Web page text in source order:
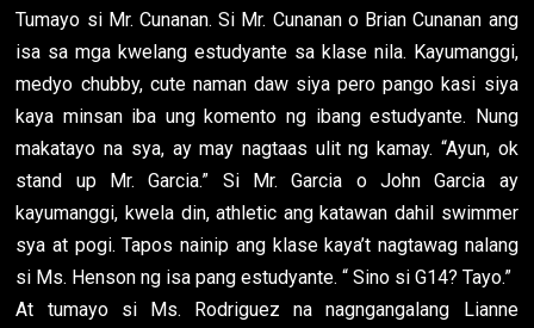
Tumayo si Mr. Cunanan. Si Mr. Cunanan o Brian Cunanan ang
isa sa mga kwelang estudyante sa klase nila. Kayumanggi,
medyo chubby, cute naman daw siya pero pango kasi siya
kaya minsan iba ung komento ng ibang estudyante. Nung
makatayo na sya, ay may nagtaas ulit ng kamay. “Ayun, ok
stand up Mr. Garcia.” Si Mr. Garcia o John Garcia ay
kayumanggi, kwela din, athletic ang katawan dahil swimmer
sya at pogi. Tapos nainip ang klase kaya’t nagtawag nalang
si Ms. Henson ng isa pang estudyante. “ Sino si G14? Tayo.”
At tumayo si Ms. Rodriguez na nagngangalang Lianne